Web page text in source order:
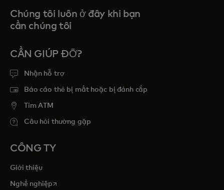
Chúng tôi luôn ở đây khi bạn
cần chúng tôi
CẦN GIÚP ĐỠ?
Nhận hỗ trợ
Báo cáo thẻ bị mất hoặc bị đánh cắp
Tim ATM
Câu hỏi thường gặp
CÔNG TY
Giới thiệu
Nghề nghiệpopens in a new tab